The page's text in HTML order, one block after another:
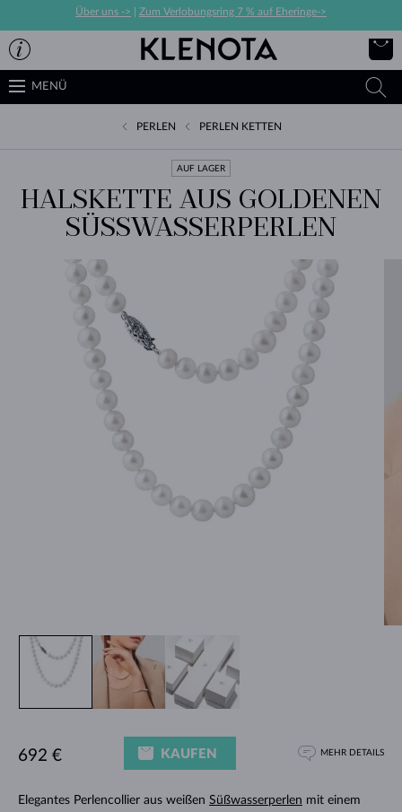
Über uns -> Zum Verlobungsring 7 % auf Eheringe->
MENÜ
PERLEN PERLEN KETTEN
AUF LAGER
HALSKETTE AUS GOLDENEN
SÜSSWASSERPERLEN
Elegantes Perlencollier aus weißen Süßwasserperlen mit einem
692 € KAUFEN MEHR DETAILS